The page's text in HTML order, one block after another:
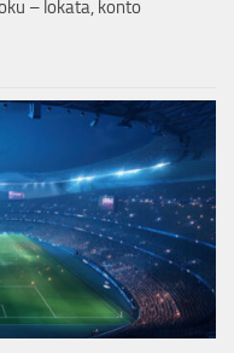
– lokata, konto